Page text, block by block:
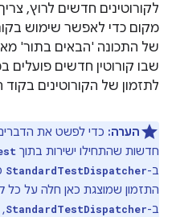
לקורוטינים חדשים לרוץ, צריך
מקום כדי לאפשר שימוש
של התכונה 'הבאים בתור'
שבו קורוטין חדשים פועלים
לתזמון של הקורוטינים בקוד
הערה: כדי לפשט את
חדשות שהתחילו ישירות בתוך
ב-StandardTestDispatcher
התזמון שמוצגת כאן חלה על כל
ב-StandardTestDispatcher